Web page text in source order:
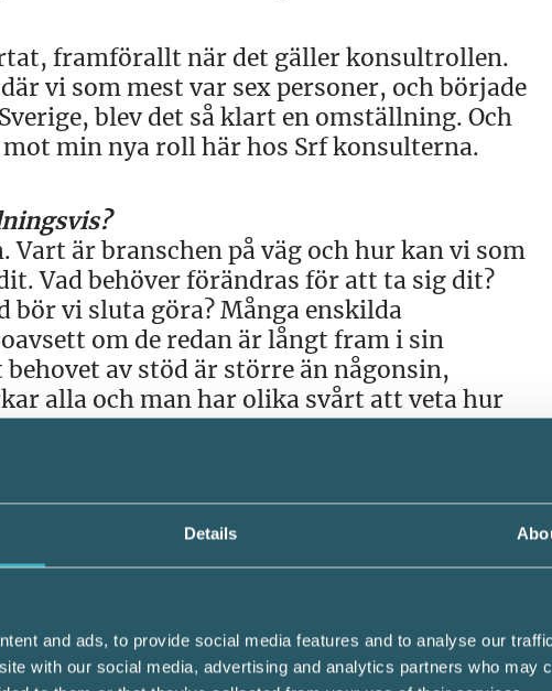
Details
and ads, to provide social media features and to analyse our
with our social media, advertising and analytics partners who may
framförallt när det gäller konsultrollen.
vi som mest var sex personer, och började
blev det så klart en omställning. Och
min nya roll här hos Srf konsulterna.
är branschen på väg och hur kan vi som
Vad behöver förändras för att ta sig dit?
bör vi sluta göra? Många enskilda
om de redan är långt fram i sin
av stöd är större än någonsin,
alla och man har olika svårt att veta hur
roll på marknaden idag?
är en yrkesroll som
Vi kommer att behövas, om än i en
är redan här men yrkesrollen står
våra medlemmar att fortsätta vara
behöver inte bara bli mer
och säljande. Alla måste bli bättre